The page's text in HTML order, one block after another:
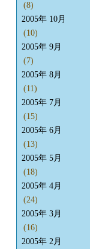
(8)
2005年 10月
(10)
2005年 9月
(7)
2005年 8月
(11)
2005年 7月
(15)
2005年 6月
(13)
2005年 5月
(18)
2005年 4月
(24)
2005年 3月
(16)
2005年 2月